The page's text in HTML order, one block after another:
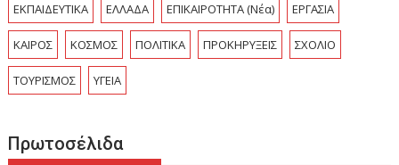
ΕΚΠΑΙΔΕΥΤΙΚΑ ΕΛΛΑΔΑ ΕΠΙΚΑΙΡΟΤΗΤΑ (Νέα) ΕΡΓΑΣΙΑ
ΚΑΙΡΟΣ ΚΟΣΜΟΣ ΠΟΛΙΤΙΚΑ ΠΡΟΚΗΡΥΞΕΙΣ ΣΧΟΛΙΟ
ΤΟΥΡΙΣΜΟΣ ΥΓΕΙΑ
Πρωτοσέλιδα